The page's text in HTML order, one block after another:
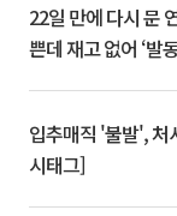
22일 만에 다시 문
쁜데 재고 없어 ‘발
입추매직 '불발', 처
시태그]